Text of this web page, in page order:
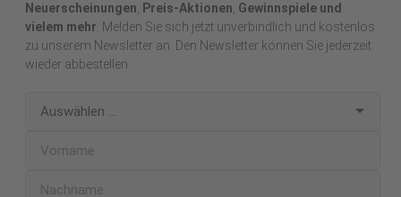
Neuerscheinungen, Preis-Aktionen, Gewinnspiele und
vielem mehr . Melden Sie sich jetzt unverbindlich und kostenlos
zu unserem Newsletter an. Den Newsletter können Sie jederzeit
wieder abbestellen.